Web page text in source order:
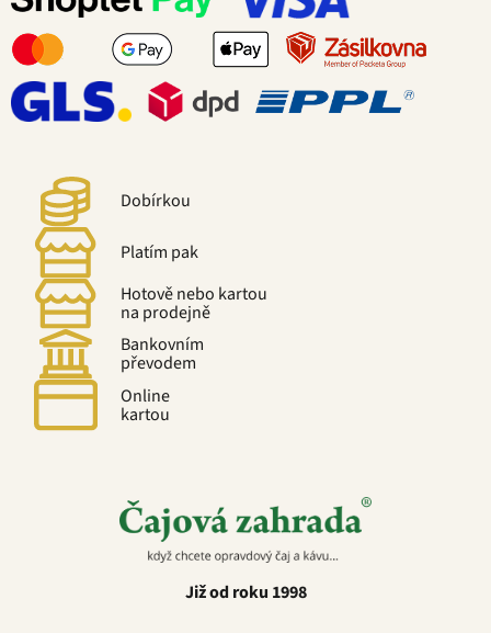
Dobírkou
Platím pak
Hotově nebo kartou
na prodejně
Bankovním
převodem
Online
kartou
Již od roku 1998